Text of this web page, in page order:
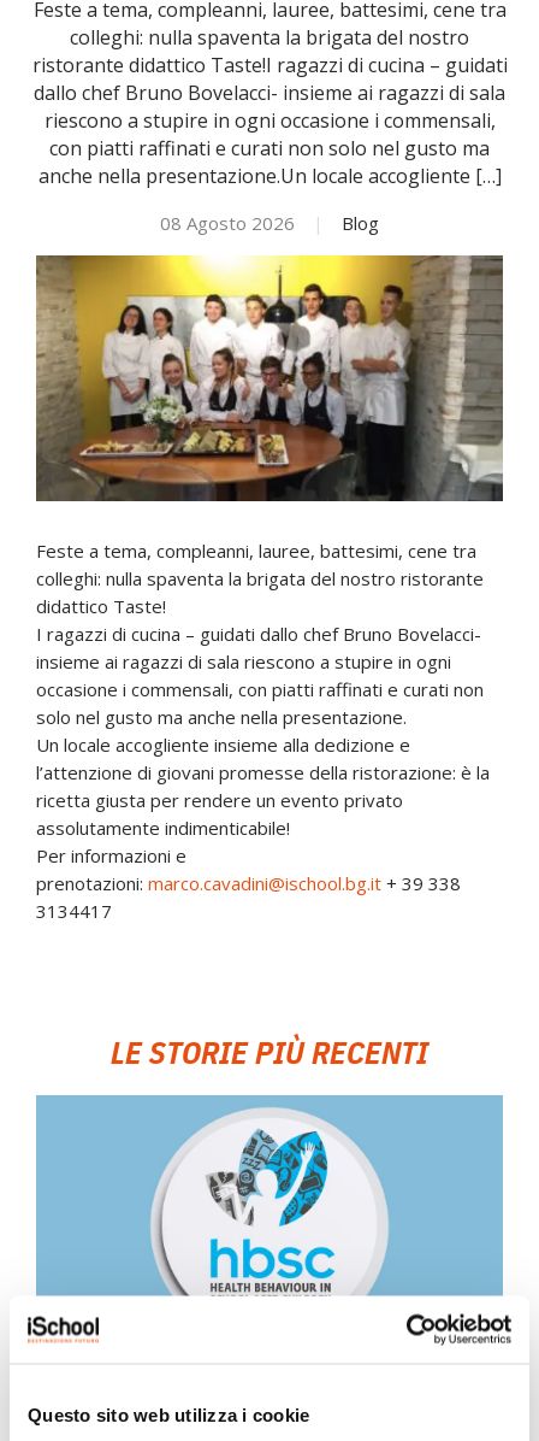
Questo sito web utilizza i cookie
NOVITÀ
ISCRIVITI
Feste a tema, compleanni, lauree, battesimi, cene tra
colleghi: nulla spaventa la brigata del nostro
ristorante didattico Taste!I ragazzi di cucina – guidati
dallo chef Bruno Bovelacci- insieme ai ragazzi di sala
riescono a stupire in ogni occasione i commensali,
con piatti raffinati e curati non solo nel gusto ma
anche nella presentazione.Un locale accogliente […]
08 Agosto 2026 | Blog
Feste a tema, compleanni, lauree, battesimi, cene tra
colleghi: nulla spaventa la brigata del nostro ristorante
didattico Taste!
I ragazzi di cucina – guidati dallo chef Bruno Bovelacci-
insieme ai ragazzi di sala riescono a stupire in ogni
occasione i commensali, con piatti raffinati e curati non
solo nel gusto ma anche nella presentazione.
Un locale accogliente insieme alla dedizione e
l’attenzione di giovani promesse della ristorazione: è la
ricetta giusta per rendere un evento privato
assolutamente indimenticabile!
Per informazioni e
prenotazioni: marco.cavadini@ischool.bg.it+ 39 338
3134417
LE STORIE PIÙ RECENTI
nazionale HBSC 2025/2026